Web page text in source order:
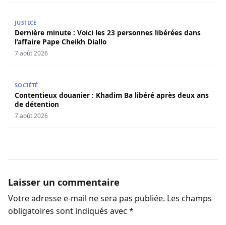
JUSTICE
Dernière minute : Voici les 23 personnes libérées dans
l’affaire Pape Cheikh Diallo
7 août 2026
SOCIÉTÉ
Contentieux douanier : Khadim Ba libéré après deux ans
de détention
7 août 2026
Laisser un commentaire
Votre adresse e-mail ne sera pas publiée. Les champs
obligatoires sont indiqués avec *